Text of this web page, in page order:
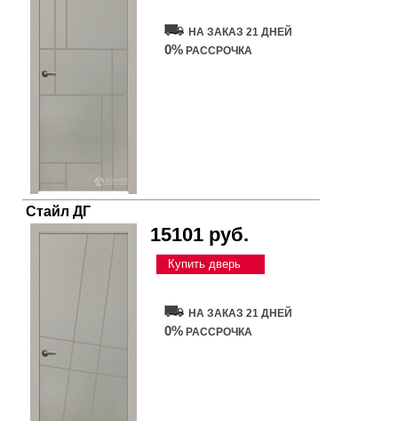
НА ЗАКАЗ 21 ДНЕЙ
0% РАССРОЧКА
Стайл ДГ
15101 руб.
Купить дверь
НА ЗАКАЗ 21 ДНЕЙ
0% РАССРОЧКА